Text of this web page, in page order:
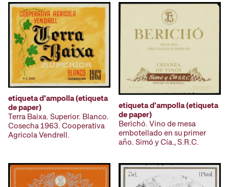
etiqueta d'ampolla (etiqueta
de paper)
Terra Baixa. Superior. Blanco.
Cosecha 1963. Cooperativa
Agricola Vendrell.
etiqueta d'ampolla (etiqueta
de paper)
Berichó. Vino de mesa
embotellado en su primer
año. Simó y Cía., S.R.C.